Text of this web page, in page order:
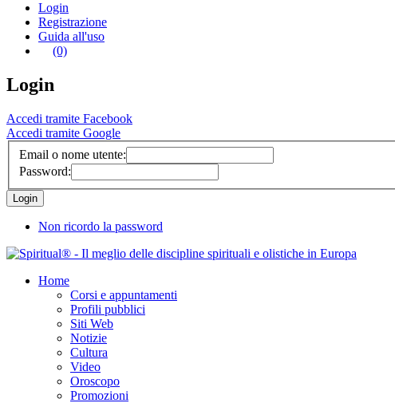
Login
Registrazione
Guida all'uso
(0)
Login
Accedi tramite Facebook
Accedi tramite Google
Email o nome utente:
Password:
Non ricordo la password
Home
Corsi e appuntamenti
Profili pubblici
Siti Web
Notizie
Cultura
Video
Oroscopo
Promozioni